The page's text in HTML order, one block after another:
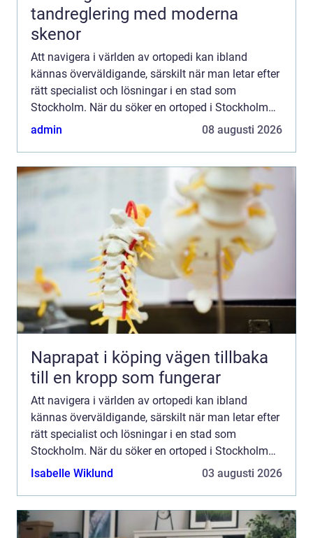
tandreglering med moderna
skenor
Att navigera i världen av ortopedi kan ibland
kännas överväldigande, särskilt när man letar efter
rätt specialist och lösningar i en stad som
Stockholm. När du söker en ortoped i Stockholm
står ...
admin 08 augusti 2026
Naprapat i köping vägen tillbaka
till en kropp som fungerar
Att navigera i världen av ortopedi kan ibland
kännas överväldigande, särskilt när man letar efter
rätt specialist och lösningar i en stad som
Stockholm. När du söker en ortoped i Stockholm
står ...
Isabelle Wiklund 03 augusti 2026